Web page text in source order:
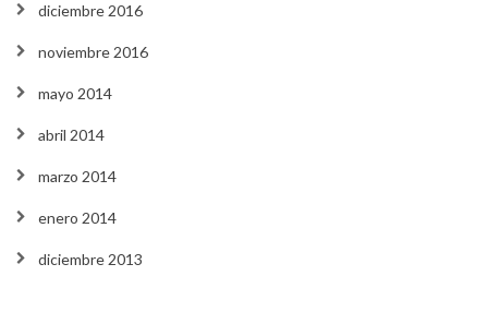
diciembre 2016
noviembre 2016
mayo 2014
abril 2014
marzo 2014
enero 2014
diciembre 2013